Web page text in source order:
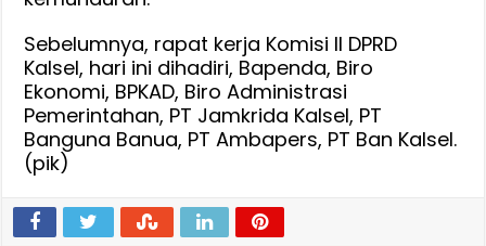
Sebelumnya, rapat kerja Komisi II DPRD
Kalsel, hari ini dihadiri, Bapenda, Biro
Ekonomi, BPKAD, Biro Administrasi
Pemerintahan, PT Jamkrida Kalsel, PT
Banguna Banua, PT Ambapers, PT Ban Kalsel.
(pik)